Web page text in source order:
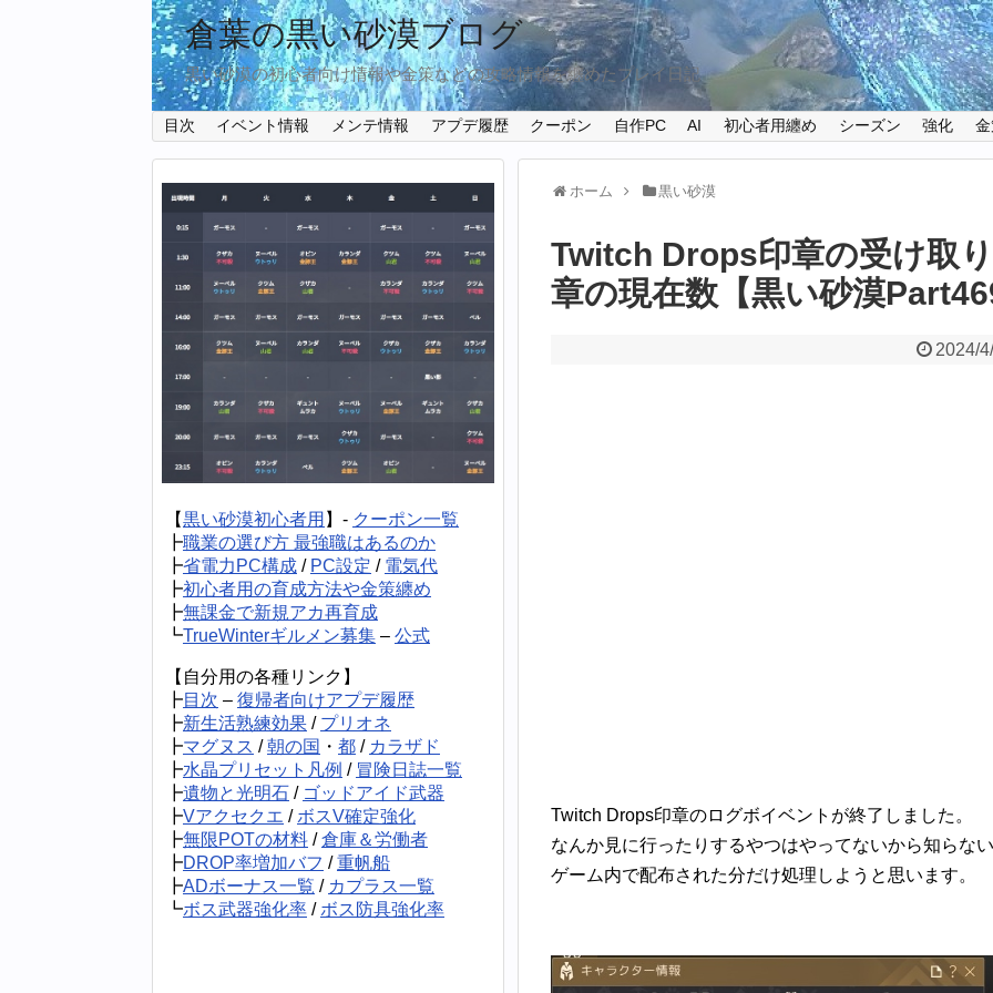
倉葉の黒い砂漠ブログ
黒い砂漠の初心者向け情報や金策などの攻略情報を纏めたプレイ日記
目次 イベント情報 メンテ情報 アプデ履歴 クーポン 自作PC AI 初心者用纏め シーズン 強化
ホーム 黒い砂漠
Twitch Drops印章の受け取
章の現在数【黒い砂漠
2024/
Twitch Drops印章のログボイベントが終了しました。
なんか見に行ったりするやつはやってないから知らな
ゲーム内で配布された分だけ処理しようと思います。
【黒い砂漠初心者用 】- クーポン一覧
┣職業の選び方 最強職はあるのか
┣省電力PC構成 / PC設定 / 電気代
┣初心者用の育成方法や金策纏め
┣無課金で新規アカ再育成
┗TrueWinterギルメン募集 – 公式
【自分用の各種リンク】
┣目次 – 復帰者向けアプデ履歴
┣新生活熟練効果 / プリオネ
┣マグヌス /朝の国 ・ 都 / カラザド
┣水晶プリセット凡例 / 冒険日誌一覧
┣遺物と光明石 / ゴッドアイド武器
┣Vアクセクエ / ボスV確定強化
┣無限POTの材料 /倉庫＆労働者
┣DROP率増加バフ /重帆船
┣ADボーナス一覧 / カプラス一覧
┗ボス武器強化率 / ボス防具強化率